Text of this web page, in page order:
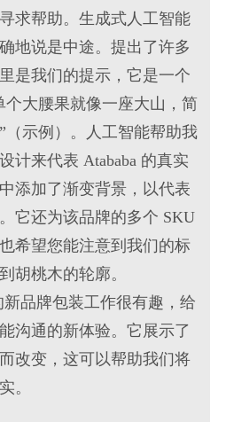
求帮助。生成式人工智能
地说是中途。提出了许多
是我们的提示，它是一个
个大腰果就像一座大山，简
（示例）。人工智能帮助我
计来代表 Atababa 的真实
添加了渐变背景，以代表
它还为该品牌的多个 SKU
希望您能注意到我们的标
胡桃木的轮廓。
新品牌包装工作很有趣，给
沟通的新体验。它展示了
改变，这可以帮助我们将
。